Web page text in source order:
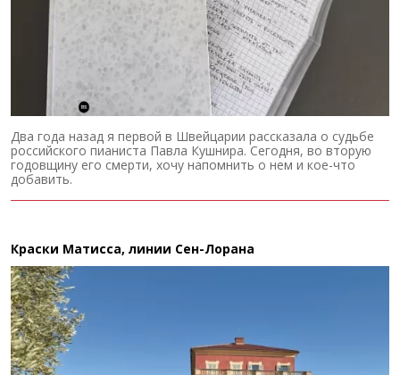
Два года назад я первой в Швейцарии рассказала о судьбе
российского пианиста Павла Кушнира. Сегодня, во вторую
годовщину его смерти, хочу напомнить о нем и кое-что
добавить.
Краски Матисса, линии Сен-Лорана